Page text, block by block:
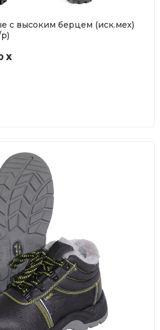
с высоким берцем (иск.мех)
Х